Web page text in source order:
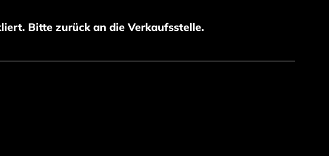
Bitte zurück an die Verkaufsstelle.